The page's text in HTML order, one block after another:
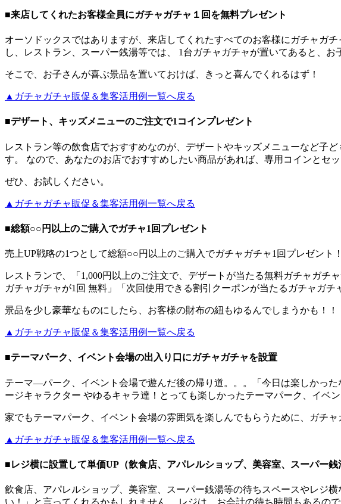
■来店してくれたお客様全員にガチャガチャ１回を無料プレゼント
オーソドックスではありますが、来店してくれたすべてのお客様にガチャガ
し、レストラン、スーパー銭湯等では、 1台ガチャガチャが置いてあると、
そこで、お子さんが喜ぶ景品を置いておけば、きっと喜んでくれるはず！
▲ガチャガチャ販促＆集客活用例一覧へ戻る
■デザート、キッズメニューのご注文で1コインプレゼント
レストラン等の飲食店でおすすめなのが、デザートやキッズメニューなど子
す。 なので、あなたのお店でおすすめしたい商品があれば、専用コインとセ
ぜひ、お試しください。
▲ガチャガチャ販促＆集客活用例一覧へ戻る
■総額○○円以上のご購入でガチャ1回プレゼント
売上UP戦略の1つとして総額○○円以上のご購入でガチャガチャ1回プレゼント
レストランで、「1,000円以上のご注文で、デザートが当たる無料ガチャガ
ガチャガチャが1回 無料」「次回使用できる割引クーポンが当たるガチャガチ
景品を少し豪華なものにしたら、お客様の財布の紐もゆるんでしまうかも！！
▲ガチャガチャ販促＆集客活用例一覧へ戻る
■テーマパーク、イベント会場の出入り口にガチャガチャを設置
テーマ―パーク、イベント会場で遊んだ後の帰り道。。。「今日は楽しかっ
ージキャラクター やゆるキャラ達！とっても楽しかったテーマパーク、イベ
家でもテーマパーク、イベント会場の雰囲気を楽しんでもらうために、ガチ
▲ガチャガチャ販促＆集客活用例一覧へ戻る
■レジ横に設置して単価UP（飲食店、アパレルショップ、美容室、スーパー銭
飲食店、アパレルショップ、美容室、スーパー銭湯等の待ちスペースやレジ